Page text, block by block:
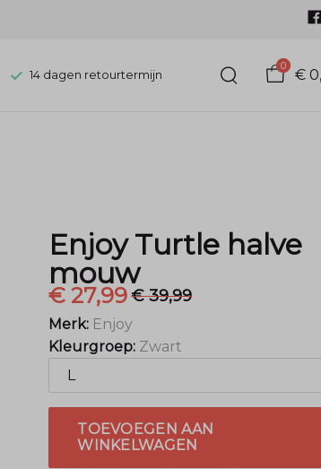
14 dagen retourtermijn
0
€
Enjoy Turtle halve
mouw
€ 27,99€ 39,99
Merk: Enjoy
Kleurgroep: Zwart
TOEVOEGEN AAN
WINKELWAGEN